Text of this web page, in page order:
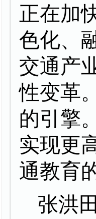
正在加
色化、
交通产
性变革
的引擎
实现更
通教育
张洪